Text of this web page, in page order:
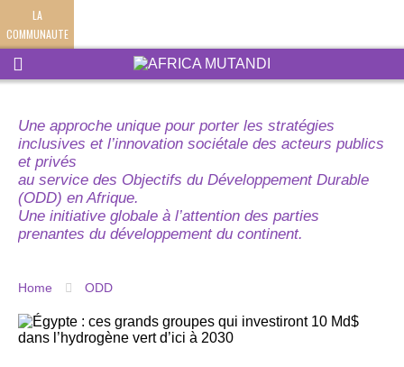
LA
COMMUNAUTE
Une approche unique pour porter les stratégies
inclusives et l’innovation sociétale des acteurs publics
et privés
au service des Objectifs du Développement Durable
(ODD) en Afrique.
Une initiative globale à l’attention des parties
prenantes du développement du continent.
Home ODD